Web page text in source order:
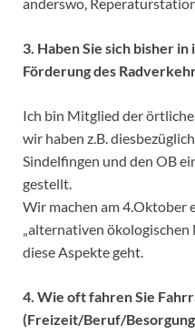
anderswo,
3. Haben Sie sich bisher
Förderung des
Ich bin Mitglied der
wir haben z.B.
Sindelfingen und den OB
gestellt.
Wir machen am 4.Oktober
„alternativen
diese Aspekte geht.
4. Wie oft fahren Sie
(Freizeit/Beruf/